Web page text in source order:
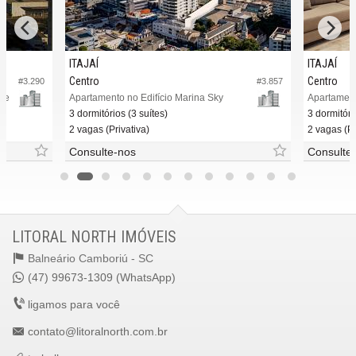
#3.290 #3.857
ITAJAÍ
Centro
Apartamento no Edifício Marina Sky
3 dormitórios (3 suítes)
2 vagas (Privativa)
Consulte-nos
ITAJAÍ
Centro
3
2 vagas
LITORAL NORTH IMÓVEIS
Balneário Camboriú - SC
(47) 99673-1309 (WhatsApp)
ligamos para você
contato@litoralnorth.com.br